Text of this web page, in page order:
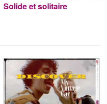
Solide et solitaire